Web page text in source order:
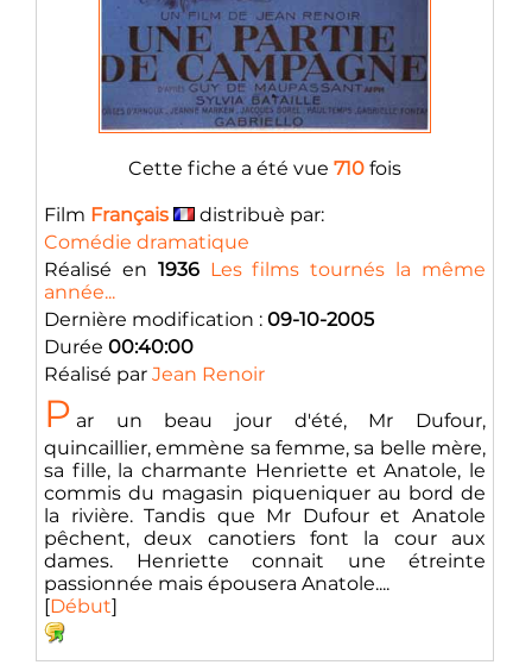
Cette fiche a été vue 710 fois
Film Français
distribuè par:
Comédie dramatique
Réalisé en 1936 Les films tournés la même
année...
Dernière modification : 09-10-2005
Durée 00:40:00
Réalisé par Jean Renoir
P ar un beau jour d'été, Mr Dufour,
quincaillier, emmène sa femme, sa belle mère,
sa fille, la charmante Henriette et Anatole, le
commis du magasin piqueniquer au bord de
la rivière. Tandis que Mr Dufour et Anatole
pêchent, deux canotiers font la cour aux
dames. Henriette connait une étreinte
passionnée mais épousera Anatole....
[Début]